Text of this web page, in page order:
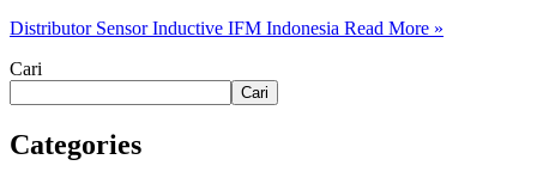
Distributor Sensor Inductive IFM Indonesia Read More »
Cari
Cari
Categories